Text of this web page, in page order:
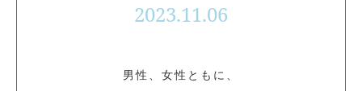
2023.11.06
男性、女性ともに、